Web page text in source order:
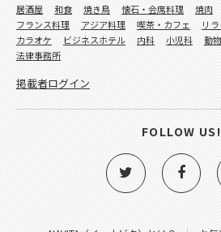
居酒屋 和食 焼き鳥 懐石・会席料理 焼肉
フランス料理
アジア料理 喫茶・カフェ リ
カラオケ
ビジネスホテル 内科 小児科 動
法律事務所
掲載者ログイン
FOLLOW US!